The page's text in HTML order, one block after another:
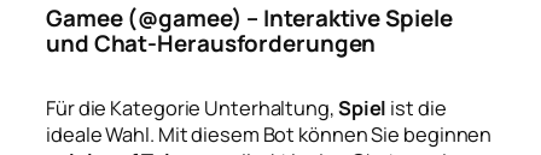
Gamee (@gamee) – Interaktive Spiele
und Chat-Herausforderungen
Für die Kategorie Unterhaltung,Spiel ist die
ideale Wahl. Mit diesem Bot können Sie beginnen